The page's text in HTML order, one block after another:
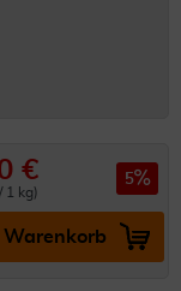
€
1 kg)
5
Warenkorb